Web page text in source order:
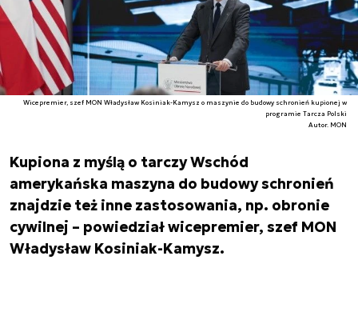
Wicepremier, szef MON Władysław Kosiniak-Kamysz o maszynie do budowy schronień kupionej w
programie Tarcza Polski
Autor. MON
Kupiona z myślą o tarczy Wschód
amerykańska maszyna do budowy schronień
znajdzie też inne zastosowania, np. obronie
cywilnej – powiedział wicepremier, szef MON
Władysław Kosiniak-Kamysz.